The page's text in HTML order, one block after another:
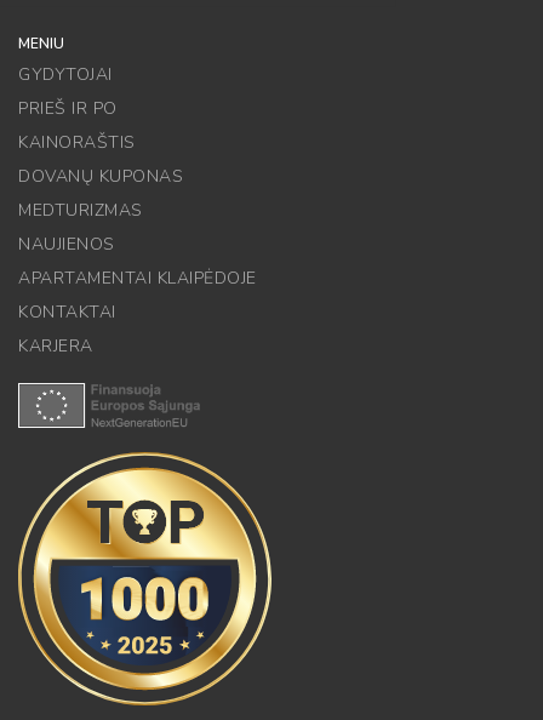
MENIU
GYDYTOJAI
PRIEŠ IR PO
KAINORAŠTIS
DOVANŲ KUPONAS
MEDTURIZMAS
NAUJIENOS
APARTAMENTAI KLAIPĖDOJE
KONTAKTAI
KARJERA